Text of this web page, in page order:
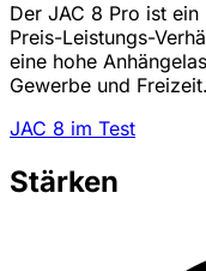
Der JAC 8 Pro ist
Preis-Leistungs-
eine hohe
Gewerbe und Freizeit.
JAC 8 im Test
Stärken